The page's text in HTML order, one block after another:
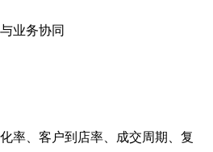
业务协同
率、客户到店率、成交周期、复